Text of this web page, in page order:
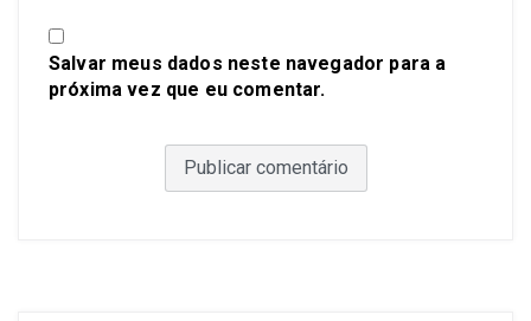
Salvar meus dados neste navegador para a
próxima vez que eu comentar.